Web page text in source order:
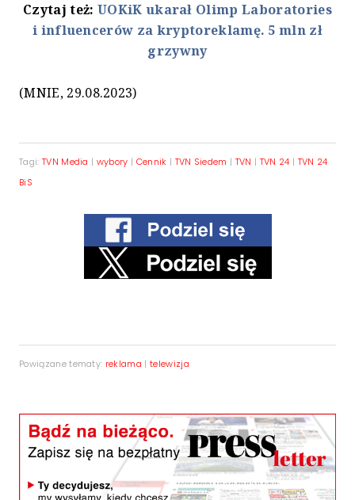
Czytaj też: UOKiK ukarał Olimp Laboratories
i influencerów za kryptoreklamę. 5 mln zł
grzywny
(MNIE, 29.08.2023)
Tagi: TVN Media | wybory | Cennik | TVN Siedem | TVN | TVN 24 | TVN 24
BiS
Powiązane tematy: reklama | telewizja